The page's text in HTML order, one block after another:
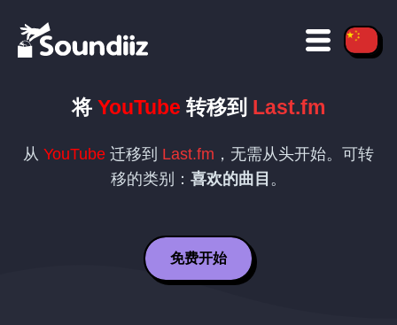
将 YouTube 转移到 Last.fm
从 YouTube 迁移到 Last.fm ，无需从头开始。可转
移的类别： 喜欢的曲目 。
免费开始